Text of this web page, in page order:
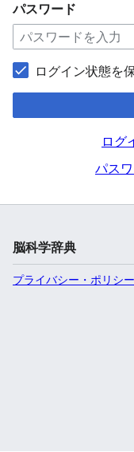
パスワード
ログイン状態を
ログ
パス
脳科学辞典
プライバシー・ポリシー